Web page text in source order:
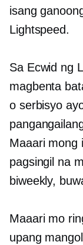
isang
Lightspeed.
Sa Ecwid ng
magbenta
o serbisyo
Maaari mong
pagsingil na
biweekly,
Maaari mo
upang